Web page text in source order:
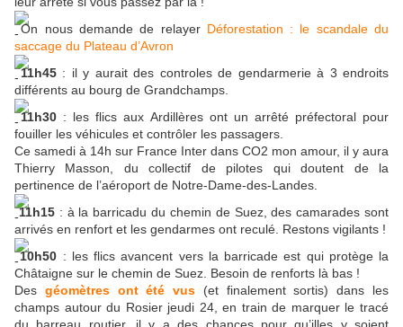
On nous demande de relayer Déforestation : le scandale du
saccage du Plateau d’Avron
11h45: il y aurait des controles de gendarmerie à 3 endroits
différents au bourg de Grandchamps.
11h30 : les flics aux Ardillères ont un arrêté préfectoral pour
fouiller les véhicules et contrôler les passagers.
Ce samedi à 14h sur France Inter dans CO2 mon amour, il y aura
Thierry Masson, du collectif de pilotes qui doutent de la
pertinence de l’aéroport de Notre-Dame-des-Landes.
11h15: à la barricadu du chemin de Suez, des camarades sont
arrivés en renfort et les gendarmes ont reculé. Restons vigilants !
10h50 : les flics avancent vers la barricade est qui protège la
Châtaigne sur le chemin de Suez. Besoin de renforts là bas !
Des géomètres ont été vus (et finalement sortis) dans les
champs autour du Rosier jeudi 24, en train de marquer le tracé
du barreau routier, il y a des chances pour qu’illes y soient